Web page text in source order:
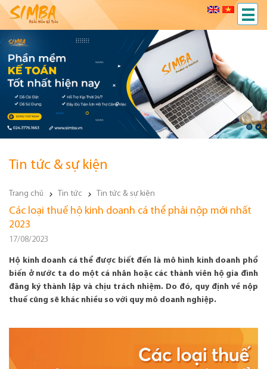
Tin tức & sự kiện
Trang chủ Tin tức Tin tức & sự kiện
Các loại thuế hộ kinh doanh cá thể phải nộp mới nhất
2023
17/08/2023
Hộ kinh doanh cá thể được biết đến là mô hình kinh doanh phổ
biến ở nước ta do một cá nhân hoặc các thành viên hộ gia đình
đăng ký thành lập và chịu trách nhiệm. Do đó, quy định về nộp
thuế cũng sẽ khác nhiều so với quy mô doanh nghiệp.